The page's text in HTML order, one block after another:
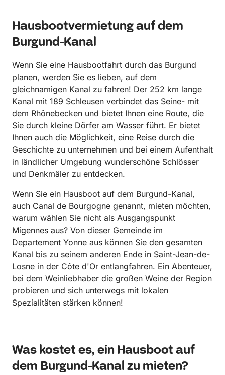
Hausbootvermietung auf dem
Burgund-Kanal
Wenn Sie eine Hausbootfahrt durch das Burgund
planen, werden Sie es lieben, auf dem
gleichnamigen Kanal zu fahren! Der 252 km lange
Kanal mit 189 Schleusen verbindet das Seine- mit
dem Rhônebecken und bietet Ihnen eine Route, die
Sie durch kleine Dörfer am Wasser führt. Er bietet
Ihnen auch die Möglichkeit, eine Reise durch die
Geschichte zu unternehmen und bei einem Aufenthalt
in ländlicher Umgebung wunderschöne Schlösser
und Denkmäler zu entdecken.
Wenn Sie ein Hausboot auf dem Burgund-Kanal,
auch Canal de Bourgogne genannt, mieten möchten,
warum wählen Sie nicht als Ausgangspunkt
Migennes aus? Von dieser Gemeinde im
Departement Yonne aus können Sie den gesamten
Kanal bis zu seinem anderen Ende in Saint-Jean-de-
Losne in der Côte d'Or entlangfahren. Ein Abenteuer,
bei dem Weinliebhaber die großen Weine der Region
probieren und sich unterwegs mit lokalen
Spezialitäten stärken können!
Was kostet es, ein Hausboot auf
dem Burgund-Kanal zu mieten?